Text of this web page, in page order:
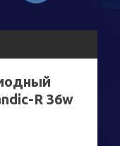
R 36w